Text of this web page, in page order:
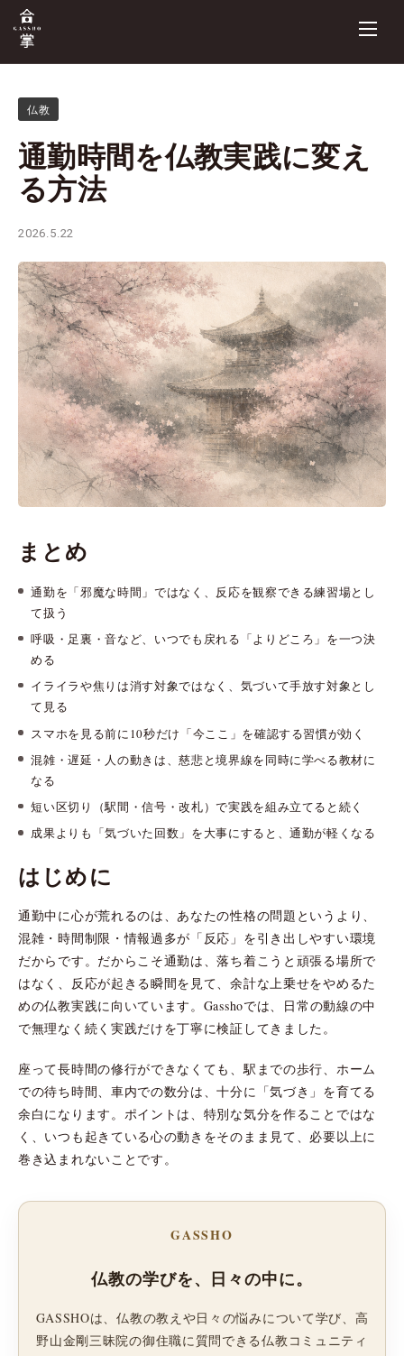
仏教
通勤時間を仏教実践に変え
る方法
2026.5.22
まとめ
通勤を「邪魔な時間」ではなく、反応を観察できる練習場とし
て扱う
呼吸・足裏・音など、いつでも戻れる「よりどころ」を一つ決
める
イライラや焦りは消す対象ではなく、気づいて手放す対象とし
て見る
スマホを見る前に10秒だけ「今ここ」を確認する習慣が効く
混雑・遅延・人の動きは、慈悲と境界線を同時に学べる教材に
なる
短い区切り（駅間・信号・改札）で実践を組み立てると続く
成果よりも「気づいた回数」を大事にすると、通勤が軽くなる
はじめに
通勤中に心が荒れるのは、あなたの性格の問題というより、
混雑・時間制限・情報過多が「反応」を引き出しやすい環境
だからです。だからこそ通勤は、落ち着こうと頑張る場所で
はなく、反応が起きる瞬間を見て、余計な上乗せをやめるた
めの仏教実践に向いています。Gasshoでは、日常の動線の中
で無理なく続く実践だけを丁寧に検証してきました。
座って長時間の修行ができなくても、駅までの歩行、ホーム
での待ち時間、車内での数分は、十分に「気づき」を育てる
余白になります。ポイントは、特別な気分を作ることではな
く、いつも起きている心の動きをそのまま見て、必要以上に
巻き込まれないことです。
GASSHO
仏教の学びを、日々の中に。
GASSHOは、仏教の教えや日々の悩みについて学び、高
野山金剛三昧院の御住職に質問できる仏教コミュニティ